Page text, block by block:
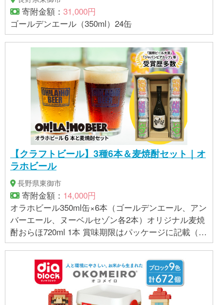
寄附金額： 31,000円
ゴールデンエール（350ml）24缶
【クラフトビール】3種6本＆麦焼酎セット｜オ
ラホビール
長野県東御市
寄附金額： 14,000円
オラホビール350ml缶×6本（ゴールデンエール、アン
バーエール、ヌーベルセゾン各2本）オリジナル麦焼
酎おらほ720ml 1本 賞味期限はパッケージに記載（賞
味期限の異なる商品が混在する場合ございますの
で、ご注意ください。）